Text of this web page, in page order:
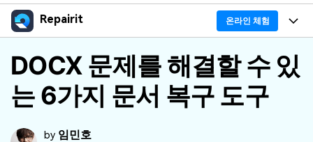
주요 제품
유틸리티
비즈니스
개요
솔루션
회사 소개
뉴스룸
Repairit 온라인 체험
프로그램
리페어릿
크로스 플랫폼 AI 복원 및 향상 도구
기능
Repairit 소개
DOCX 문제를 해결할 수 있
는 6가지 문서 복구 도구
by 임민호